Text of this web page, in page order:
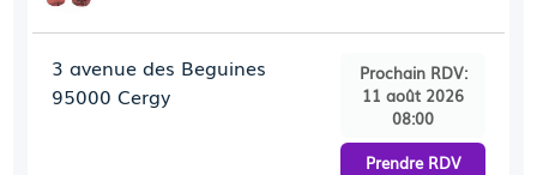
3 avenue des Beguines
95000 Cergy
Prochain RDV:
11 août 2026
08:00
Prendre RDV